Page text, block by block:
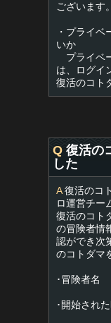
ございます。
・プライ
いか
プライベ
は、ログイ
復活のコト
Q 復活の
した
A復活のコ
ロ運営チー
復活のコト
の冒険者情
認ができ次
のコトダマ
･冒険者名
･開始され